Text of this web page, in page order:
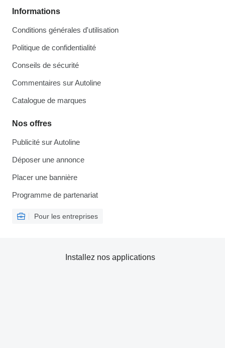
Informations
Conditions générales d'utilisation
Politique de confidentialité
Conseils de sécurité
Commentaires sur Autoline
Catalogue de marques
Nos offres
Publicité sur Autoline
Déposer une annonce
Placer une bannière
Programme de partenariat
Pour les entreprises
Installez nos applications